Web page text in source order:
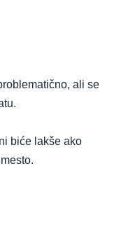
ali se
biće lakše ako